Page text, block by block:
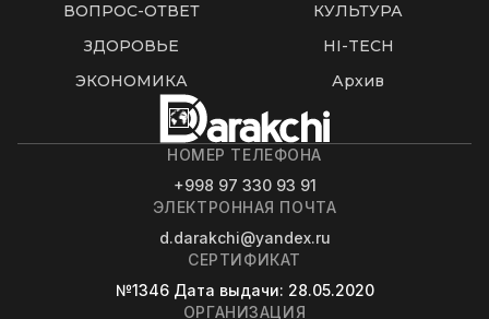
ВОПРОС-ОТВЕТ
КУЛЬТУРА
ЗДОРОВЬЕ
HI-TECH
ЭКОНОМИКА
Архив
НОМЕР ТЕЛЕФОНА
+998 97 330 93 91
ЭЛЕКТРОННАЯ ПОЧТА
d.darakchi@yandex.ru
СЕРТИФИКАТ
№1346 Дата выдачи: 28.05.2020
ОРГАНИЗАЦИЯ